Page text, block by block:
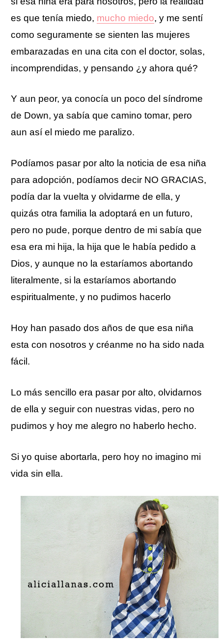
es que tenía miedo, mucho miedo, y me sentí
como seguramente se sienten las mujeres
embarazadas en una cita con el doctor, solas,
incomprendidas, y pensando ¿y ahora qué?
Y aun peor, ya conocía un poco del síndrome
de Down, ya sabía que camino tomar, pero
aun así el miedo me paralizo.
Podíamos pasar por alto la noticia de esa niña
para adopción, podíamos decir NO GRACIAS,
podía dar la vuelta y olvidarme de ella, y
quizás otra familia la adoptará en un futuro,
pero no pude, porque dentro de mi sabía que
esa era mi hija, la hija que le había pedido a
Dios, y aunque no la estaríamos abortando
literalmente, si la estaríamos abortando
espiritualmente, y no pudimos hacerlo
Hoy han pasado dos años de que esa niña
esta con nosotros y créanme no ha sido nada
fácil.
Lo más sencillo era pasar por alto, olvidarnos
de ella y seguir con nuestras vidas, pero no
pudimos y hoy me alegro no haberlo hecho.
Si yo quise abortarla, pero hoy no imagino mi
vida sin ella.